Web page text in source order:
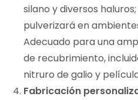
silano y diversos
pulverizará en
Adecuado para una
de recubrimiento,
nitruro de galio y
Fabricación